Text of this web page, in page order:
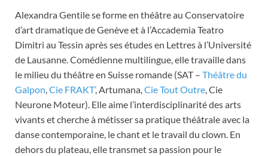
Alexandra Gentile se forme en théâtre au Conservatoire
d’art dramatique de Genève et à l’Accademia Teatro
Dimitri au Tessin après ses études en Lettres à l’Université
de Lausanne. Comédienne multilingue, elle travaille dans
le milieu du théâtre en Suisse romande (SAT – Théâtre du
Galpon,Cie FRAKT’, Artumana,Cie Tout Outre, Cie
Neurone Moteur). Elle aime l’interdisciplinarité des arts
vivants et cherche à métisser sa pratique théâtrale avec la
danse contemporaine, le chant et le travail du clown. En
dehors du plateau, elle transmet sa passion pour le